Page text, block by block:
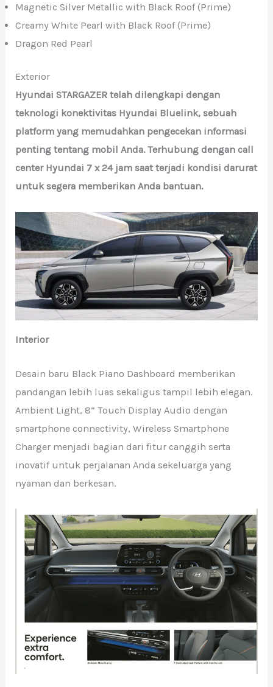
Magnetic Silver Metallic with Black Roof (Prime)
Creamy White Pearl with Black Roof (Prime)
Dragon Red Pearl
Exterior
Hyundai STARGAZER telah dilengkapi dengan
teknologi konektivitas Hyundai Bluelink, sebuah
platform yang memudahkan pengecekan informasi
penting tentang mobil Anda. Terhubung dengan call
center Hyundai 7 x 24 jam saat terjadi kondisi darurat
untuk segera memberikan Anda bantuan.
Interior
Desain baru Black Piano Dashboard memberikan
pandangan lebih luas sekaligus tampil lebih elegan.
Ambient Light, 8” Touch Display Audio dengan
smartphone connectivity, Wireless Smartphone
Charger menjadi bagian dari fitur canggih serta
inovatif untuk perjalanan Anda sekeluarga yang
nyaman dan berkesan.